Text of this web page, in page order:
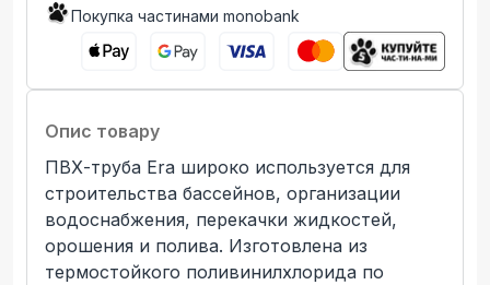
Покупка частинами monobank
Опис товару
ПВХ-труба Era широко используется для
строительства бассейнов, организации
водоснабжения, перекачки жидкостей,
орошения и полива. Изготовлена из
термостойкого поливинилхлорида по